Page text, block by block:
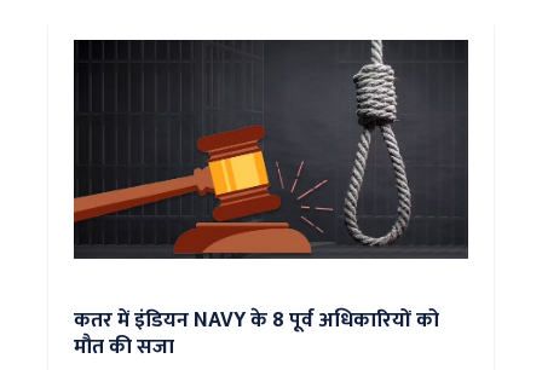
कतर में इंडियन NAVY के 8 पूर्व अधिकारियों को
मौत की सजा